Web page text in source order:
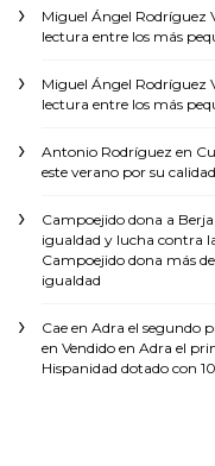
Miguel Ángel Rodríguez
lectura entre los más
Miguel Ángel Rodríguez
lectura entre los más
Antonio Rodríguez en
este verano por su
Campoejido dona a
igualdad y lucha contra
Campoejido dona más
igualdad
Cae en Adra el segundo
en Vendido en Adra el
Hispanidad dotado con